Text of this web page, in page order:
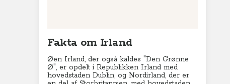
Fakta om Irland
Øen Irland, der også kaldes "Den Grønne
Ø", er opdelt i Republikken Irland med
hovedstaden Dublin, og Nordirland, der er